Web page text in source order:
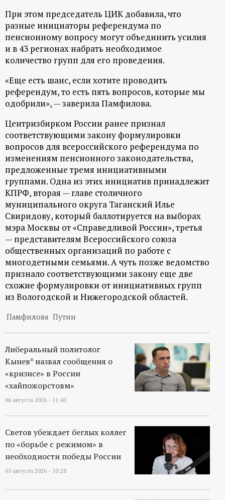
При этом председатель ЦИК добавила, что
разные инициаторы референдума по
пенсионному вопросу могут объединить усилия
и в 43 регионах набрать необходимое
количество групп для его проведения.
«Еще есть шанс, если хотите проводить
референдум, то есть пять вопросов, которые мы
одобрили», — заверила Памфилова.
Центризбирком России ранее признал
соответствующими закону формулировки
вопросов для всероссийского референдума по
изменениям пенсионного законодательства,
предложенные тремя инициативными
группами. Одна из этих инициатив принадлежит
КПРФ, вторая — главе столичного
муниципального округа Таганский Илье
Свиридову, который баллотируется на выборах
мэра Москвы от «Справедливой России», третья
— представителям Всероссийского союза
общественных организаций по работе с
многодетными семьями. А чуть позже ведомство
признало соответствующими закону еще две
схожие формулировки от инициативных групп
из Вологодской и Нижегородской областей.
Памфилова Путин
Либеральный политолог
Кынев* назвал сообщения о
«кризисе» в России
«хайпожорстовм»
06 августа 2026 - 11:40
Светов убеждает беглых коллег
по «борьбе с режимом» в
необходиости победы России
05 августа 2026 - 10:28